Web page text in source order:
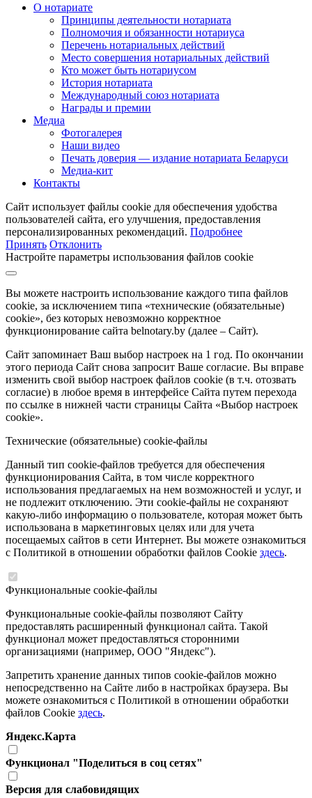
О нотариате
Принципы деятельности нотариата
Полномочия и обязанности нотариуса
Перечень нотариальных действий
Место совершения нотариальных действий
Кто может быть нотариусом
История нотариата
Международный союз нотариата
Награды и премии
Медиа
Фотогалерея
Наши видео
Печать доверия — издание нотариата Беларуси
Медиа-кит
Контакты
Сайт использует файлы cookie для обеспечения удобства
пользователей сайта, его улучшения, предоставления
персонализированных рекомендаций. Подробнее
Принять Отклонить
Настройте параметры использования файлов cookie
Вы можете настроить использование каждого типа файлов
cookie, за исключением типа «технические (обязательные)
cookie», без которых невозможно корректное
функционирование сайта belnotary.by (далее – Сайт).
Сайт запоминает Ваш выбор настроек на 1 год. По окончании
этого периода Сайт снова запросит Ваше согласие. Вы вправе
изменить свой выбор настроек файлов cookie (в т.ч. отозвать
согласие) в любое время в интерфейсе Сайта путем перехода
по ссылке в нижней части страницы Сайта «Выбор настроек
cookie».
Технические (обязательные) cookie-файлы
Данный тип cookie-файлов требуется для обеспечения
функционирования Сайта, в том числе корректного
использования предлагаемых на нем возможностей и услуг, и
не подлежит отключению. Эти cookie-файлы не сохраняют
какую-либо информацию о пользователе, которая может быть
использована в маркетинговых целях или для учета
посещаемых сайтов в сети Интернет. Вы можете ознакомиться
с Политикой в отношении обработки файлов Cookie здесь.
Функциональные cookie-файлы
Функциональные cookie-файлы позволяют Сайту
предоставлять расширенный функционал сайта. Такой
функционал может предоставляться сторонними
организациями (например, ООО "Яндекс").
Запретить хранение данных типов cookie-файлов можно
непосредственно на Сайте либо в настройках браузера. Вы
можете ознакомиться с Политикой в отношении обработки
файлов Cookie здесь.
Яндекс.Карта
Функционал "Поделиться в соц сетях"
Версия для слабовидящих